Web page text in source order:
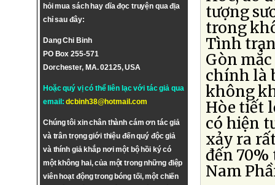
hỏi mua sách hay dĩa đọc truyện qua địa
chỉ sau đây:
Dang Chi Binh
PO Box 255-571
Dorchester, MA. 02125, USA
Hoặc quý vị có thể liên lạc với tác giả qua
email:dcbinh38@hotmail.com
Chúng tôi xin chân thành cám ơn tác giả
và trân trọng giới thiệu đến quý độc giả
và thính giả khắp nơi một bộ hồi ký có
một không hai, của một trong những điệp
viên hoạt động trong bóng tối, một chiến
tượng
trong
Tình
Gòn
chính là
không
Hòe tiết
có hiện
xảy ra
đến
Nam